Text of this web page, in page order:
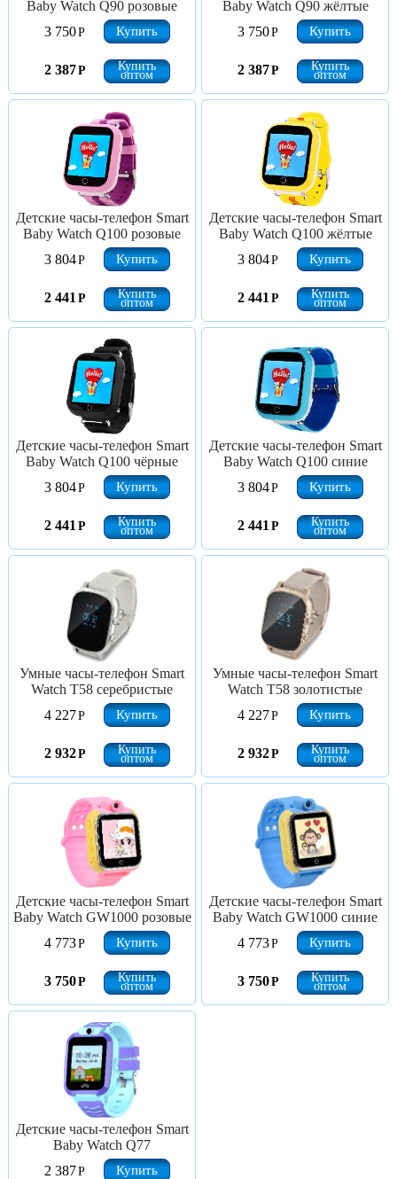
Baby Watch Q90 розовые
3 750Р Купить
2 387Р Купить
оптом
Baby Watch Q90 жёлтые
3 750Р Купить
2 387Р Купить
оптом
Детские часы-телефон Smart
Baby Watch Q100 розовые
3 804Р Купить
2 441 Р Купить
оптом
Детские часы-телефон Smart
Baby Watch Q100 жёлтые
3 804Р Купить
2 441 Р Купить
оптом
Детские часы-телефон Smart
Baby Watch Q100 чёрные
3 804Р Купить
2 441 Р Купить
оптом
Детские часы-телефон Smart
Baby Watch Q100 синие
3 804Р Купить
2 441 Р Купить
оптом
Умные часы-телефон Smart
Watch T58 серебристые
4 227Р Купить
2 932Р Купить
оптом
Умные часы-телефон Smart
Watch T58 золотистые
4 227Р Купить
2 932Р Купить
оптом
Детские часы-телефон Smart
Baby Watch GW1000 розовые
4 773Р Купить
3 750Р Купить
оптом
Детские часы-телефон Smart
Baby Watch GW1000 синие
4 773Р Купить
3 750Р Купить
оптом
Детские часы-телефон Smart
Baby Watch Q77
2 387Р Купить